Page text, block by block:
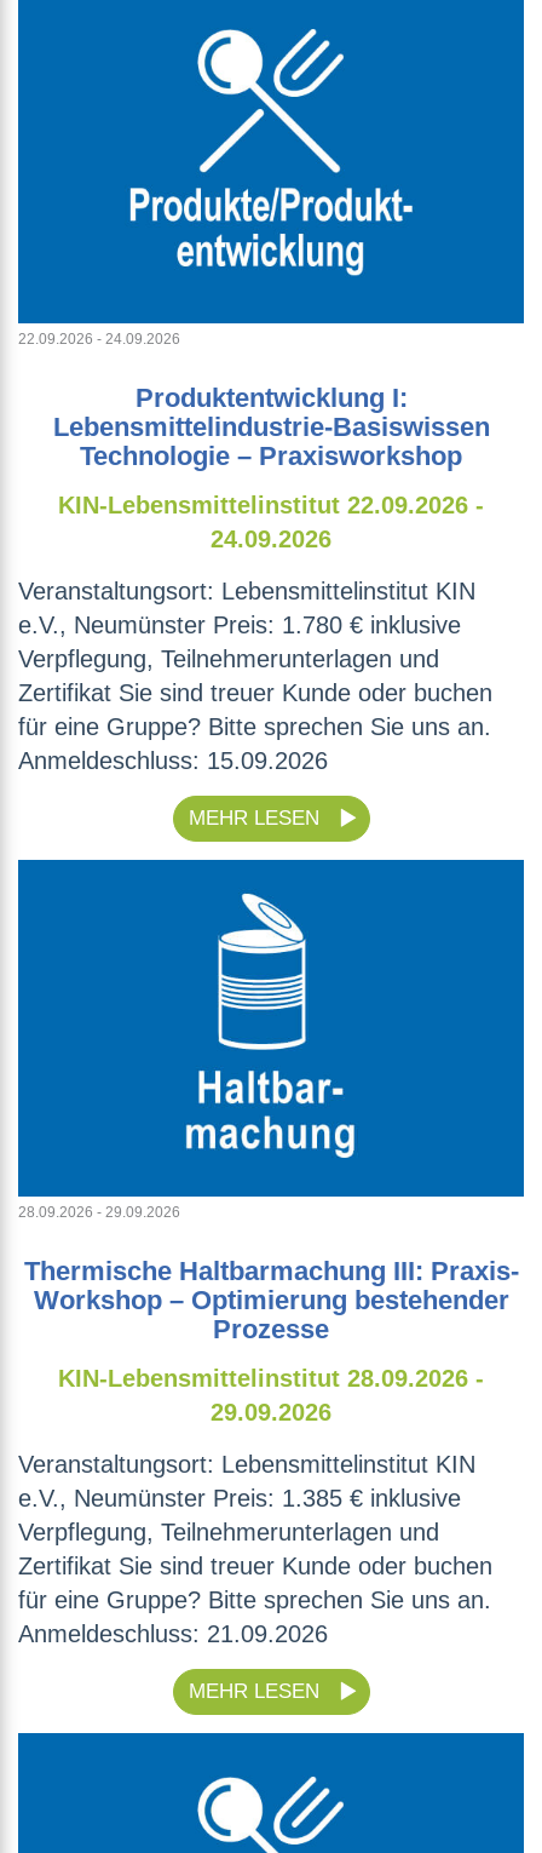
22.09.2026 - 24.09.2026
Produktentwicklung I:
Lebensmittelindustrie-Basiswissen
Technologie – Praxisworkshop
KIN-Lebensmittelinstitut 22.09.2026 -
24.09.2026
Veranstaltungsort: Lebensmittelinstitut KIN
e.V., Neumünster Preis: 1.780 € inklusive
Verpflegung, Teilnehmerunterlagen und
Zertifikat Sie sind treuer Kunde oder buchen
für eine Gruppe? Bitte sprechen Sie uns an.
Anmeldeschluss: 15.09.2026
MEHR LESEN
28.09.2026 - 29.09.2026
Thermische Haltbarmachung III: Praxis-
Workshop – Optimierung bestehender
Prozesse
KIN-Lebensmittelinstitut 28.09.2026 -
29.09.2026
Veranstaltungsort: Lebensmittelinstitut KIN
e.V., Neumünster Preis: 1.385 € inklusive
Verpflegung, Teilnehmerunterlagen und
Zertifikat Sie sind treuer Kunde oder buchen
für eine Gruppe? Bitte sprechen Sie uns an.
Anmeldeschluss: 21.09.2026
MEHR LESEN